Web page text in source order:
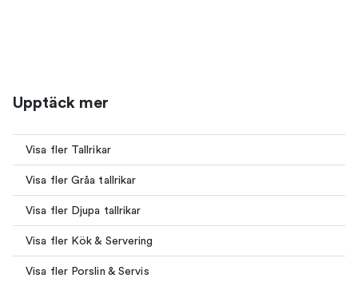
Upptäck mer
Visa fler Tallrikar
Visa fler Gråa tallrikar
Visa fler Djupa tallrikar
Visa fler Kök & Servering
Visa fler Porslin & Servis